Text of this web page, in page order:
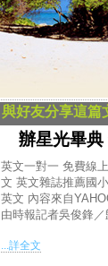
與好友分享這篇
辦星光畢
英文一對一 免費線
文 英文雜誌推薦國
英文 內容來自
由時報記者吳俊鋒
...詳全文